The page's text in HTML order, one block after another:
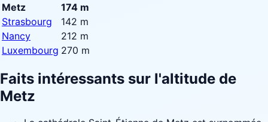
Metz
174 m
Strasbourg
142 m
Nancy
212 m
Luxembourg 270 m
Faits intéressants sur l'altitude de
Metz